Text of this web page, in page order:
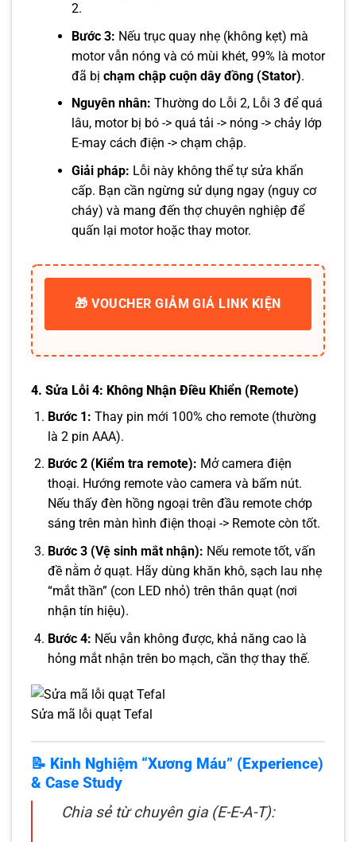
2.
Bước 3: Nếu trục quay nhẹ (không kẹt) mà
motor vẫn nóng và có mùi khét, 99% là motor
đã bị chạm chập cuộn dây đồng (Stator).
Nguyên nhân: Thường do Lỗi 2, Lỗi 3 để quá
lâu, motor bị bó -> quá tải -> nóng -> chảy lớp
E-may cách điện -> chạm chập.
Giải pháp: Lỗi này không thể tự sửa khẩn
cấp. Bạn cần ngừng sử dụng ngay (nguy cơ
cháy) và mang đến thợ chuyên nghiệp để
quấn lại motor hoặc thay motor.
🎁 VOUCHER GIẢM GIÁ LINK KIỆN
4. Sửa Lỗi 4: Không Nhận Điều Khiển (Remote)
Bước 1: Thay pin mới 100% cho remote (thường
là 2 pin AAA).
Bước 2 (Kiểm tra remote): Mở camera điện
thoại. Hướng remote vào camera và bấm nút.
Nếu thấy đèn hồng ngoại trên đầu remote chớp
sáng trên màn hình điện thoại -> Remote còn tốt.
Bước 3 (Vệ sinh mắt nhận): Nếu remote tốt, vấn
đề nằm ở quạt. Hãy dùng khăn khô, sạch lau nhẹ
“mắt thần” (con LED nhỏ) trên thân quạt (nơi
nhận tín hiệu).
Bước 4: Nếu vẫn không được, khả năng cao là
hỏng mắt nhận trên bo mạch, cần thợ thay thế.
Sửa mã lỗi quạt Tefal
📝 Kinh Nghiệm “Xương Máu” (Experience)
& Case Study
Chia sẻ từ chuyên gia (E-E-A-T):